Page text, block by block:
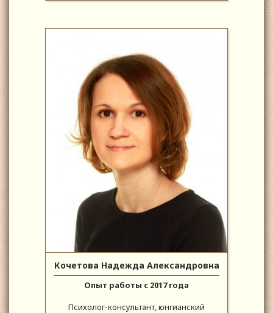
Кочетова Надежда Александровна
Опыт работы с 2017 года
Психолог-консультант, юнгианский